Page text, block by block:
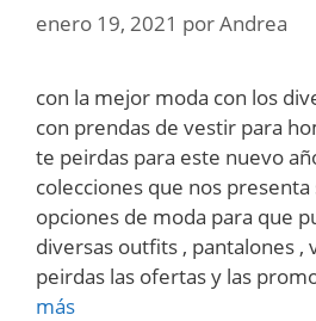
enero 19, 2021 porAndrea
con la mejor moda con los
con prendas de vestir para
te peirdas para este nuevo
colecciones que nos
opciones de moda para que
diversas outfits , pantalones ,
peirdas las ofertas y las
más